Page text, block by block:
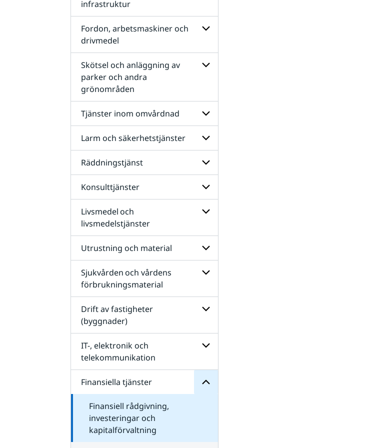
tekniska konsulter
infrastruktur
Undersidor
för
anläggning och
infrastruktur
Fordon, arbetsmaskiner och
drivmedel
Undersidor
för
drivmedel
Skötsel och anläggning av
parker och andra
grönområden
för
Skötsel
och
anläggning
av
och
andra
grönområden
Tjänster inom omvårdnad
Undersidor
för
Tjänster
inom
omvårdnad
Larm och säkerhetstjänster
Undersidor
för
Larm
och
säkerhetstjänster
Räddningstjänst
Undersidor
för
Räddningstjänst
Konsulttjänster
Undersidor
Livsmedel och
livsmedelstjänster
Undersidor
för
Utrustning och material
Undersidor
material
Sjukvården och vårdens
förbrukningsmaterial
Undersidor
för
förbrukningsmaterial
Drift av fastigheter
(byggnader)
Undersidor
för
fastigheter
(byggnader)
IT-, elektronik och
telekommunikation
Undersidor
för
Finansiella tjänster
för
Finansiella
Finansiell rådgivning,
investeringar och
kapitalförvaltning